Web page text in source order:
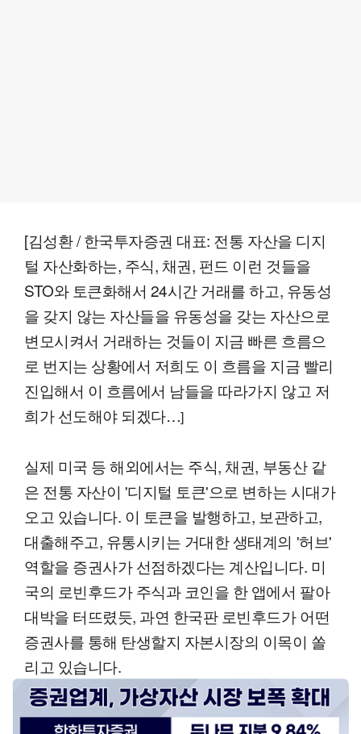
[김성환 / 한국투자증권 대표: 전통 자산을 디지
털 자산화하는, 주식, 채권, 펀드 이런 것들을
STO와 토큰화해서 24시간 거래를 하고, 유동성
을 갖지 않는 자산들을 유동성을 갖는 자산으로
변모시켜서 거래하는 것들이 지금 빠른 흐름으
로 번지는 상황에서 저희도 이 흐름을 지금 빨리
진입해서 이 흐름에서 남들을 따라가지 않고 저
희가 선도해야 되겠다…]
실제 미국 등 해외에서는 주식, 채권, 부동산 같
은 전통 자산이 '디지털 토큰'으로 변하는 시대가
오고 있습니다. 이 토큰을 발행하고, 보관하고,
대출해주고, 유통시키는 거대한 생태계의 '허브'
역할을 증권사가 선점하겠다는 계산입니다. 미
국의 로빈후드가 주식과 코인을 한 앱에서 팔아
대박을 터뜨렸듯, 과연 한국판 로빈후드가 어떤
증권사를 통해 탄생할지 자본시장의 이목이 쏠
리고 있습니다.